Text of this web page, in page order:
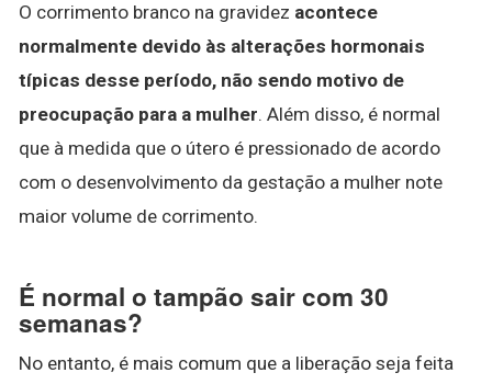
O corrimento branco na gravidez acontece
normalmente devido às alterações hormonais
típicas desse período, não sendo motivo de
preocupação para a mulher. Além disso, é normal
que à medida que o útero é pressionado de acordo
com o desenvolvimento da gestação a mulher note
maior volume de corrimento.
É normal o tampão sair com 30
semanas?
No entanto, é mais comum que a liberação seja feita